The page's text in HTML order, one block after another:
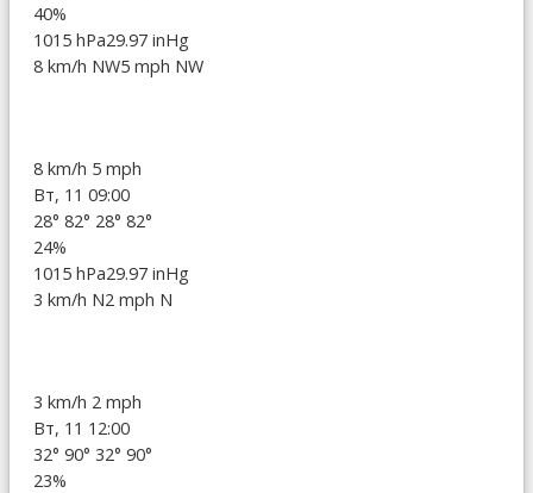
40%
1015 hPa29.97 inHg
8 km/h NW5 mph NW
8 km/h 5 mph
Вт, 11 09:00
28° 82° 28° 82°
24%
1015 hPa29.97 inHg
3 km/h N2 mph N
3 km/h 2 mph
Вт, 11 12:00
32° 90° 32° 90°
23%